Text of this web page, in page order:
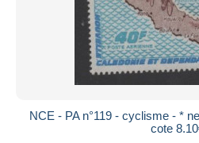
NCE - PA n°119 - cyclisme - *
cote